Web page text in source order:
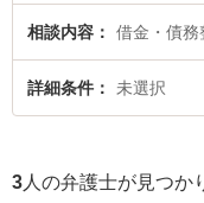
での債務整理のトラブルを
整理のトラブル解決の実績
で詐欺被害での債務整理を
相談内容 借金・債務
詳細条件 未選択
3 人の弁護士が見つか